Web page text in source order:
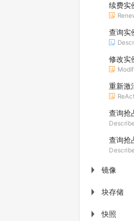
续费实
查询实
修改实
重新激
查询抢
查询抢
▶ 镜像
▶ 块存储
▶ 快照